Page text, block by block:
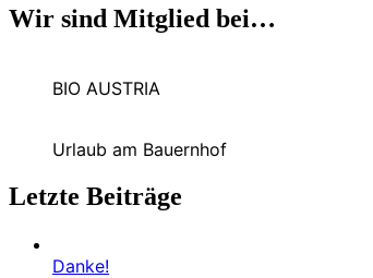
Wir sind Mitglied bei…
BIO AUSTRIA
Urlaub am Bauernhof
Letzte Beiträge
Danke!